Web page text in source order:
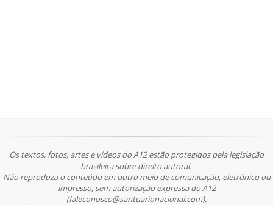
Os textos, fotos, artes e vídeos do A12 estão protegidos pela legislação
brasileira sobre direito autoral.
Não reproduza o conteúdo em outro meio de comunicação, eletrônico ou
impresso, sem autorização expressa do A12
(faleconosco@santuarionacional.com).